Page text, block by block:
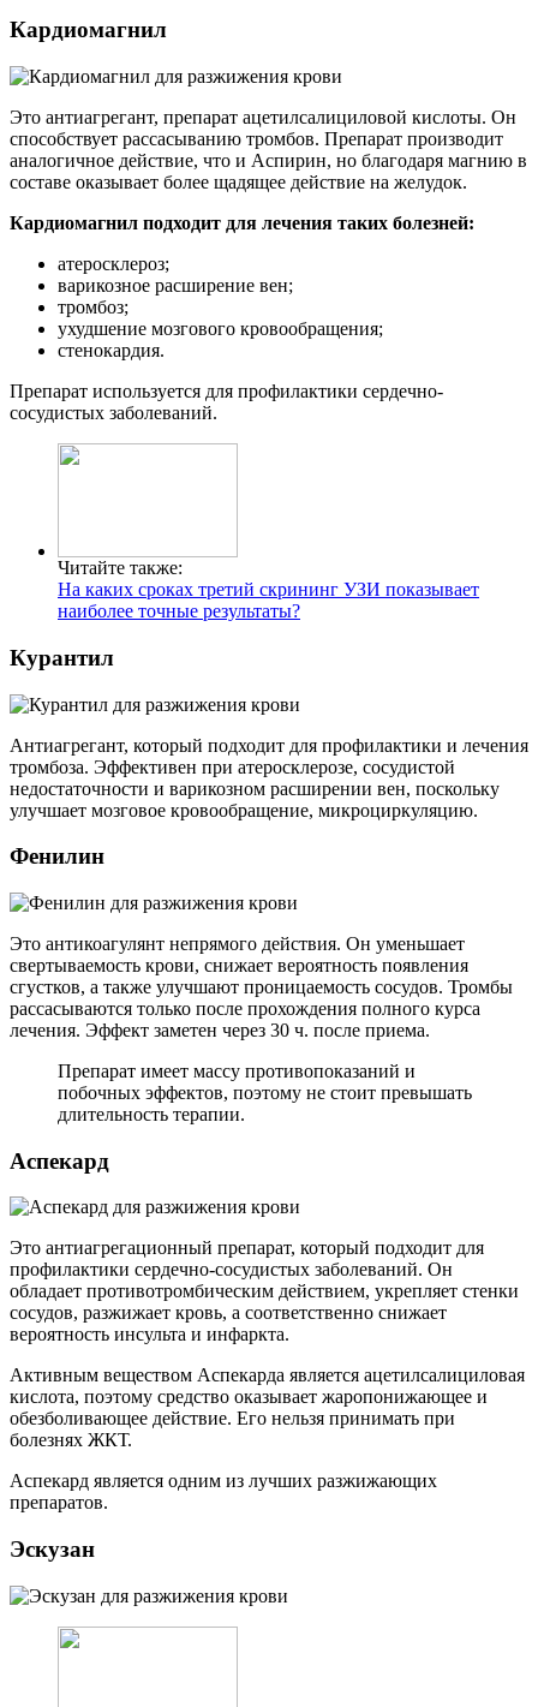
Кардиомагнил
Это антиагрегант, препарат ацетилсалициловой кислоты. Он
способствует рассасыванию тромбов. Препарат производит
аналогичное действие, что и Аспирин, но благодаря магнию в
составе оказывает более щадящее действие на желудок.
Кардиомагнил подходит для лечения таких болезней:
атеросклероз;
варикозное расширение вен;
тромбоз;
ухудшение мозгового кровообращения;
стенокардия.
Препарат используется для профилактики сердечно-
сосудистых заболеваний.
Читайте также:
На каких сроках третий скрининг УЗИ показывает
наиболее точные результаты?
Курантил
Антиагрегант, который подходит для профилактики и лечения
тромбоза. Эффективен при атеросклерозе, сосудистой
недостаточности и варикозном расширении вен, поскольку
улучшает мозговое кровообращение, микроциркуляцию.
Фенилин
Это антикоагулянт непрямого действия. Он уменьшает
свертываемость крови, снижает вероятность появления
сгустков, а также улучшают проницаемость сосудов. Тромбы
рассасываются только после прохождения полного курса
лечения. Эффект заметен через 30 ч. после приема.
Препарат имеет массу противопоказаний и
побочных эффектов, поэтому не стоит превышать
длительность терапии.
Аспекард
Это антиагрегационный препарат, который подходит для
профилактики сердечно-сосудистых заболеваний. Он
обладает противотромбическим действием, укрепляет стенки
сосудов, разжижает кровь, а соответственно снижает
вероятность инсульта и инфаркта.
Активным веществом Аспекарда является ацетилсалициловая
кислота, поэтому средство оказывает жаропонижающее и
обезболивающее действие. Его нельзя принимать при
болезнях ЖКТ.
Аспекард является одним из лучших разжижающих
препаратов.
Эскузан